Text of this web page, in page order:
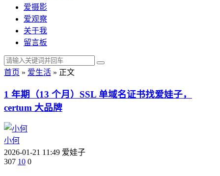
爱摄影
爱观察
关于我
留言板
首页 » 爱生活 » 正文
1 年期（13 个月）SSL 单域名证书找爱娃子，
certum 大品牌
小何
2026-01-21 11:49 爱娃子
307 10 0